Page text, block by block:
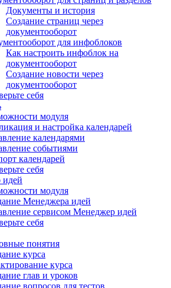
Документы и история
Создание страниц через
документооборот
для инфоблоков
Как настроить инфоблок на
документооборот
Создание новости через
документооборот
себя
модуля
и настройка календарей
календарями
событиями
календарей
себя
модуля
Менеджера идей
сервисом Менеджер идей
себя
понятия
курса
курса
глав и уроков
вопросов для тестов